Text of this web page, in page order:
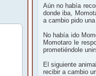
Aún no había
donde iba,
a cambio pido
No había ido
Momotaro le
prometiéndole
El siguiente
recibir a cambio